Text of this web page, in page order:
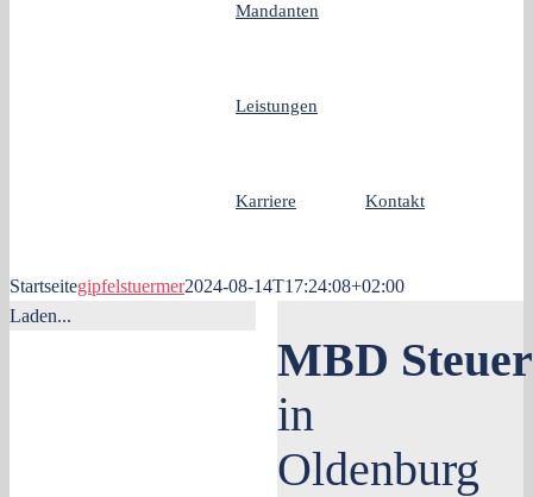
Mandanten
Leistungen
Karriere Kontakt
Startseitegipfelstuermer2024-08-14T17:24:08+02:00
Laden...
MBD
in
Oldenburg